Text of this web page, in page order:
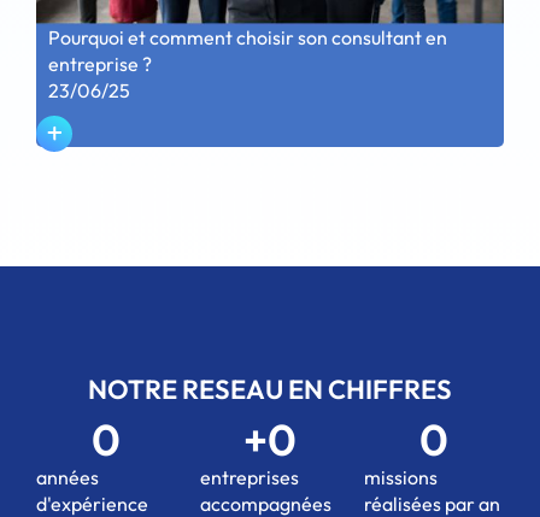
Pourquoi et comment choisir son consultant en
entreprise ?
23/06/25
NOTRE RESEAU EN CHIFFRES
années
d'expérience
0
entreprises
accompagnées
+0
missions
réalisées par an
0